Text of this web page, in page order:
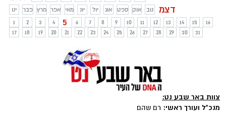
ינו
פבר מרץ אפר מאי יונ יול אוג ספט אוק נוב דצמ
1 2 3 4 5 6 7 8 9 10 11 12 13 14 15
16
17
18 19 20 21 22 23 24 25 26 27 28 29 30 31
צוות באר שבע נט:
מנכ"ל ועורך ראשי: רם שהם